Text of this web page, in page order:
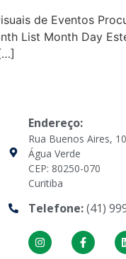
de Eventos
List Month Day
Endereço:
Rua Buenos Aires,
Água Verde
CEP: 80250-070
Curitiba
Telefone:(41)